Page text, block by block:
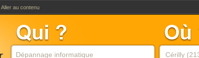
Aller au contenu